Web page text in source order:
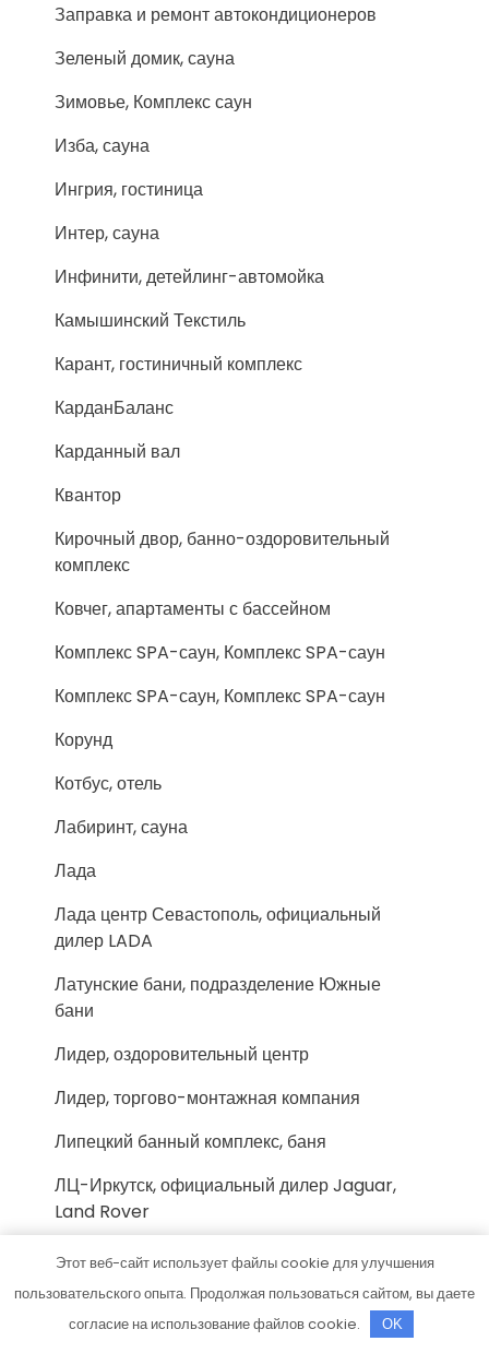
Заправка и ремонт автокондиционеров
Зеленый домик, сауна
Зимовье, Комплекс саун
Изба, сауна
Ингрия, гостиница
Интер, сауна
Инфинити, детейлинг-автомойка
Камышинский Текстиль
Карант, гостиничный комплекс
КарданБаланс
Карданный вал
Квантор
Кирочный двор, банно-оздоровительный
комплекс
Ковчег, апартаменты с бассейном
Комплекс SPA-саун, Комплекс SPA-саун
Комплекс SPA-саун, Комплекс SPA-саун
Корунд
Котбус, отель
Лабиринт, сауна
Лада
Лада центр Севастополь, официальный
дилер LADA
Латунские бани, подразделение Южные
бани
Лидер, оздоровительный центр
Лидер, торгово-монтажная компания
Липецкий банный комплекс, баня
ЛЦ-Иркутск, официальный дилер Jaguar,
Land Rover
Люкс-Авто
Люкс, автомоечный комплекс
Этот веб-сайт использует файлы cookie для улучшения
пользовательского опыта. Продолжая пользоваться сайтом, вы даете
согласие на использование файлов cookie.
OK